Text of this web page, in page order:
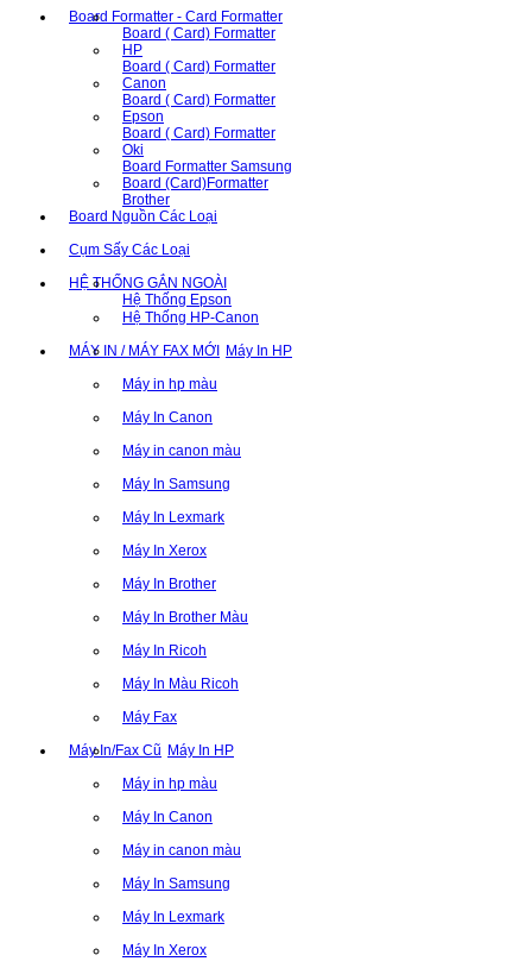
Board Formatter - Card Formatter
Board ( Card) Formatter
HP
Board ( Card) Formatter
Canon
Board ( Card) Formatter
Epson
Board ( Card) Formatter
Oki
Board Formatter Samsung
Board (Card)Formatter
Brother
Board Nguồn Các Loại
Cụm Sấy Các Loại
HỆ THỐNG GẮN NGOÀI
Hệ Thống Epson
Hệ Thống HP-Canon
MÁY IN / MÁY FAX MỚI Máy In HP
Máy in hp màu
Máy In Canon
Máy in canon màu
Máy In Samsung
Máy In Lexmark
Máy In Xerox
Máy In Brother
Máy In Brother Màu
Máy In Ricoh
Máy In Màu Ricoh
Máy Fax
Máy In/Fax Cũ Máy In HP
Máy in hp màu
Máy In Canon
Máy in canon màu
Máy In Samsung
Máy In Lexmark
Máy In Xerox